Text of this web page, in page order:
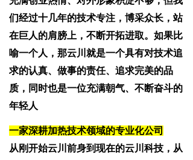
们经过十几年的技术专注，博采众长，站
在巨人的肩膀上，不断开拓进取。如果比
喻一个人，那云川就是一个具有对技术追
求的认真、做事的责任、追求完美的品
质，同时也是一位充满朝气、不断奋斗的
年轻人
一家深耕加热技术领域的专业化公司
从刚开始云川前身到现在的云川科技，从